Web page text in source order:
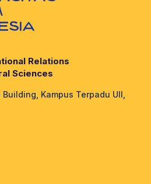
Relations
Sciences
Kampus Terpadu UII,